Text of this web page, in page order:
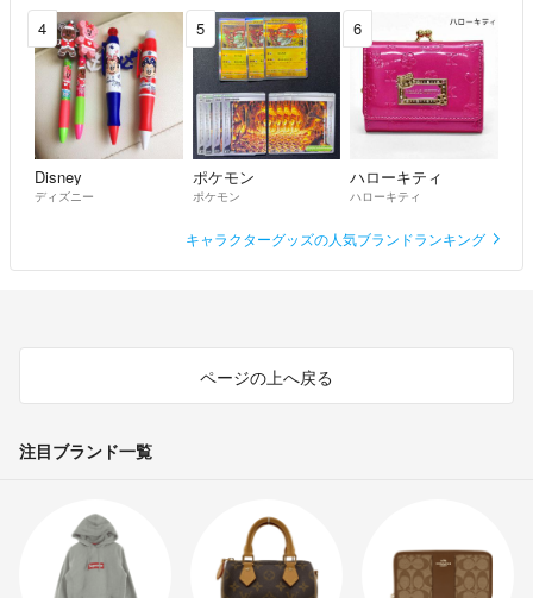
4
Disney
ディズニー
5
ポケモン
ポケモン
6
ハローキティ
ハローキティ
キャラクターグッズの人気ブランドランキング
ページの上へ戻る
注目ブランド一覧